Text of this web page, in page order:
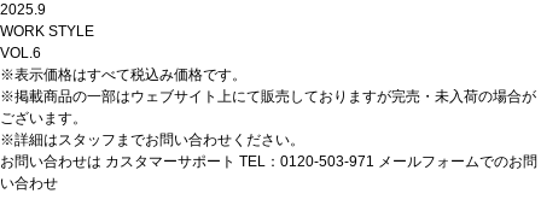
2025.9
WORK STYLE
VOL.6
※表示価格はすべて税込み価格です。
※掲載商品の一部はウェブサイト上にて販売しておりますが完売・未入荷の場合が
ございます。
※詳細はスタッフまでお問い合わせください。
お問い合わせは カスタマーサポート TEL：0120-503-971 メールフォームでのお問
い合わせ